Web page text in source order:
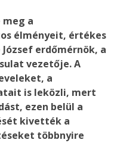
a
élményeit, értékes
erdőmérnök, a
vezetője. A
a
is leközli, mert
ezen belül a
kivették a
többnyire